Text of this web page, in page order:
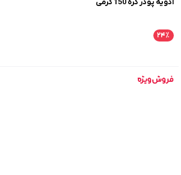
ادویه پودر کره 150 گرمی
۲۴٪